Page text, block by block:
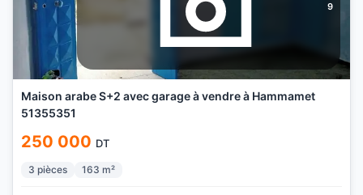
9
Maison arabe S+2 avec garage à vendre à Hammamet
51355351
250 000 DT
3 pièces 163 m²